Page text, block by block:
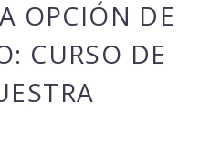
OPCIÓN DE
CURSO DE